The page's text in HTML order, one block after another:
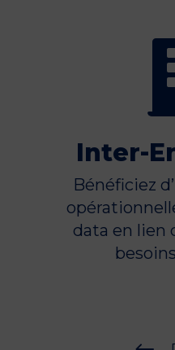
Inter-
Bénéficiez
data en lien